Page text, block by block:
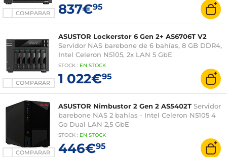
COMPARAR 837€95
COMPARAR
ASUSTOR Lockerstor 6 Gen 2+ AS6706T V2
Servidor NAS barebone de 6 bahías, 8 GB DDR4,
Intel Celeron N5105, 2x LAN 5 GbE
STOCK : EN STOCK
1 022€95
COMPARAR
ASUSTOR Nimbustor 2 Gen 2 AS5402T Servidor
barebone NAS 2 bahías - Intel Celeron N5105 4
Go Dual LAN 2,5 GbE
STOCK : EN STOCK
446€95